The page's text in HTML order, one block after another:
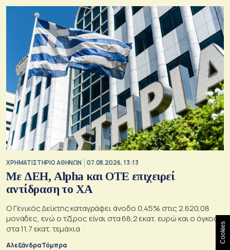
XΡΗΜΑΤΙΣΤΗΡΙΟ ΑΘΗΝΩΝ 07.08.2026, 13:13
Με ΔΕΗ, Alpha και ΟΤΕ επιχειρεί
αντίδραση το ΧΑ
Ο Γενικός Δείκτης καταγράφει άνοδο 0,45% στις 2.620,08
μονάδες, ενώ ο τζίρος είναι στα 68,2 εκατ. ευρώ και ο όγκος
στα 11,7 εκατ. τεμάχια
Αλεξάνδρα Τόμπρα
Cookies